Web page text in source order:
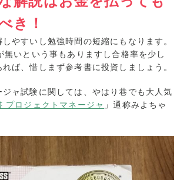
き！
やすいし勉強時間の短縮にもなります。
無いという事もありますし合格率を少し
ば、惜しまず参考書に投資しましょう。
ャ試験に関しては、やはり巷でも大人気
プロジェクトマネージャ 」通称みよちゃ